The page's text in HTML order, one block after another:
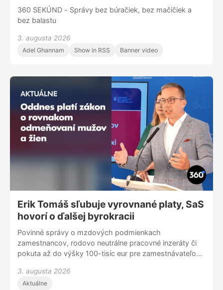
360 SEKÚND - Správy bez búračiek, bez mačičiek a
bez balastu
3. augusta 2026
Adel Ghannam Show in RSS Banner video
Erik Tomáš sľubuje vyrovnané platy, SaS
hovorí o ďalšej byrokracii
Povinné správy o mzdových podmienkach
zamestnancov, rodovo neutrálne pracovné inzeráty či
pokuta až do výšky 100-tisíc eur pre zamestnávateľov
z dielne ministerstva práce. Erik Tomáš si od neho
sľubuje zavedenie férovej odmeny pre ženy.
3. augusta 2026
Aktuálne